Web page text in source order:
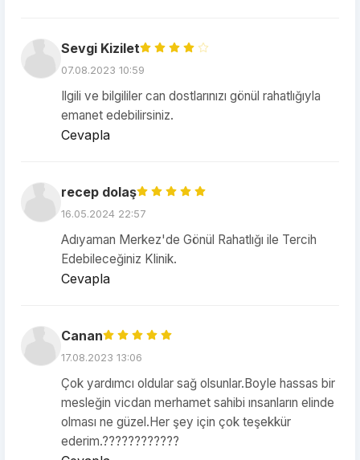
Sevgi Kizilet
07.08.2023 10:59
Ilgili ve bilgililer can dostlarınızı gönül rahatlığıyla
emanet edebilirsiniz.
Cevapla
recep dolaş
16.05.2024 22:57
Adıyaman Merkez'de Gönül Rahatlığı ile Tercih
Edebileceğiniz Klinik.
Cevapla
Canan
17.08.2023 13:06
Çok yardımcı oldular sağ olsunlar.Boyle hassas bir
mesleğin vicdan merhamet sahibi ınsanların elinde
olması ne güzel.Her şey için çok teşekkür
ederim.????????????